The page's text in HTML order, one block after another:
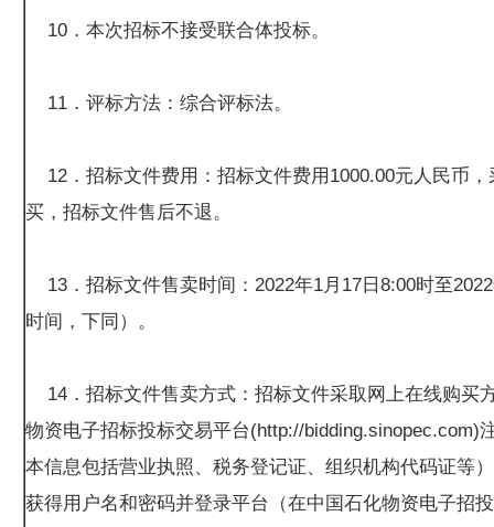
10．本次招标不接受联合体投标。
11．评标方法：综合评标法。
12．招标文件费用：招标文件费用1000.00元人民币，
买，招标文件售后不退。
13．招标文件售卖时间：2022年1月17日8:00时至
时间，下同）。
14．招标文件售卖方式：招标文件采取网上在线购买
物资电子招标投标交易平台(http://bidding.sinopec.com)
本信息包括营业执照、税务登记证、组织机构代码证等
获得用户名和密码并登录平台（在中国石化物资电子招